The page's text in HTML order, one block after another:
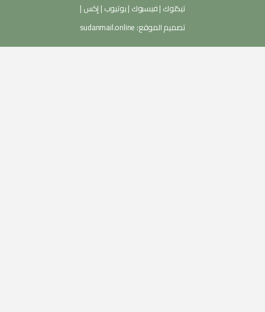
تيكتوك |فيسبوك |يوتيوب | إكس |
تصميم الموقع: sudanmail.online